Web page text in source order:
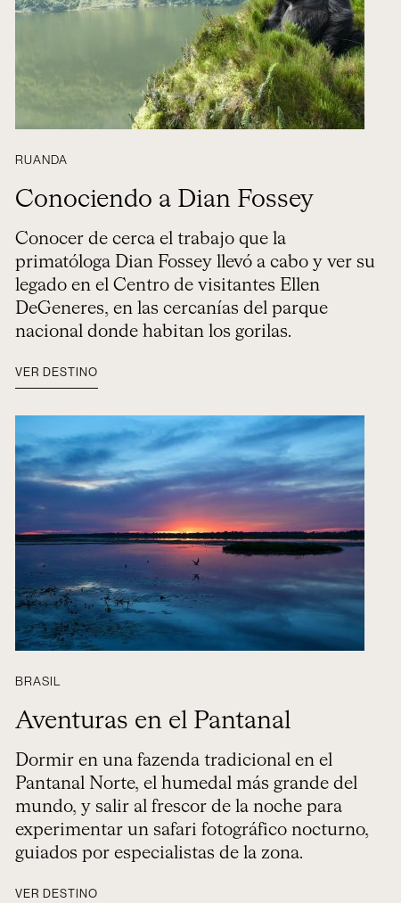
RUANDA
Conociendo a Dian Fossey
Conocer de cerca el trabajo que la
primatóloga Dian Fossey llevó a cabo y ver su
legado en el Centro de visitantes Ellen
DeGeneres, en las cercanías del parque
nacional donde habitan los gorilas.
VER DESTINO
BRASIL
Aventuras en el Pantanal
Dormir en una fazenda tradicional en el
Pantanal Norte, el humedal más grande del
mundo, y salir al frescor de la noche para
experimentar un safari fotográfico nocturno,
guiados por especialistas de la zona.
VER DESTINO